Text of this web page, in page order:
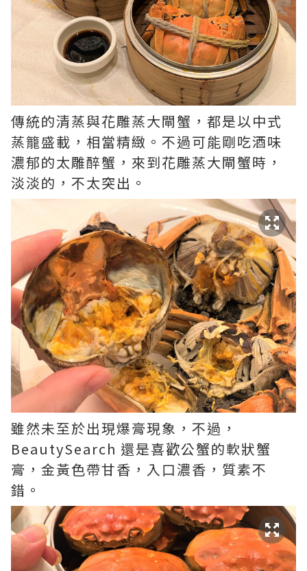
傳統的清蒸與花雕蒸大閘蟹，都是以中式
蒸籠盛載，相當精緻。不過可能剛吃酒味
濃郁的太雕醉蟹，來到花雕蒸大閘蟹時，
淡淡的，不太突出。
雖然未至於出現爆膏現象，不過，
BeautySearch 還是喜歡公蟹的軟狀蟹
膏，金黃色帶甘香，入口濃香，質素不
錯。